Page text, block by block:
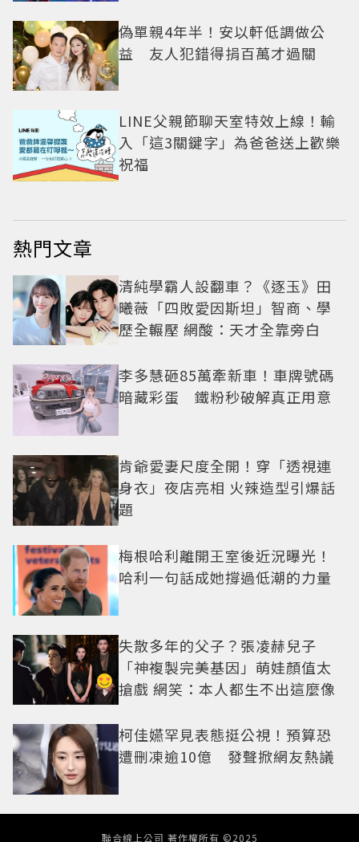
偽單親4年半！安以軒低調做公
益 友人犯錯得捐百萬才過關
LINE父親節聊天室特效上線！輸
入「這3關鍵字」為爸爸送上歡樂
祝福
熱門文章
清純學霸人設翻車？《逐玉》田
曦薇「四敗愛因斯坦」智商、學
歷全輾壓 網酸：天才全靠旁白
李多慧砸85萬牽新車！車牌號碼
暗藏彩蛋 鐵粉秒破解真正用意
肯爺愛妻尺度全開！穿「透視連
身衣」夜店亮相 火辣造型引爆話
題
梅根哈利離開王室後近況曝光！
哈利一句話成她撐過低潮的力量
失散多年的父子？張凌赫兒子
「神複製完美基因」萌娃顏值太
搶戲 網笑：本人都生不出這麼像
柯佳嬿罕見表態挺公視！預算恐
遭刪凍逾10億 發聲掀網友熱議
聯合線上公司 著作權所有 ©2025